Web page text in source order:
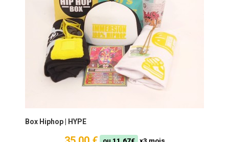
Box Hiphop | HYPE